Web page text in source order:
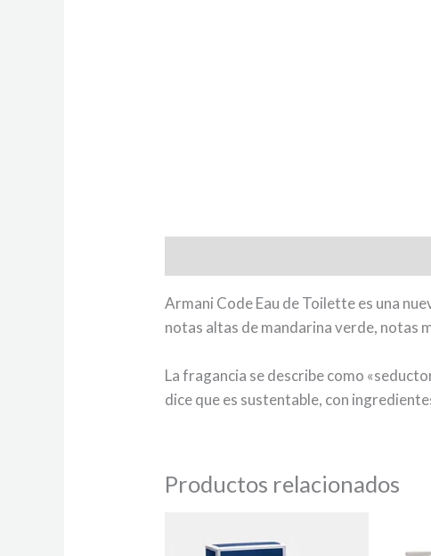
Armani Code Eau de Toilette es una
notas altas de mandarina verde, notas
La fragancia se describe como
dice que es sustentable, con
Productos relacionados